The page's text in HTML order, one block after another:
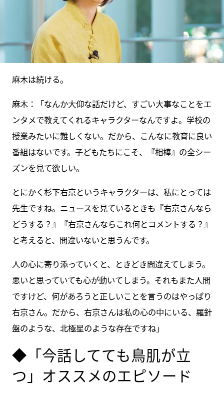
麻木は続ける。
麻木：「なんか大仰な話だけど、すごい大事なことをエ
ンタメで教えてくれるキャラクターなんですよ。学校の
授業みたいに難しくない。だから、こんなに教育に良い
番組はないです。子どもたちにこそ、『相棒』の全シー
ズンを見て欲しい。
とにかく杉下右京というキャラクターは、私にとっては
先生ですね。ニュースを見ているときも『右京さんなら
どうする？』『右京さんならこれ何とコメントする？』
と考えると、間違いないと思うんです。
人の心に寄り添っていくと、ときどき間違えてしまう。
悪いと思っていても心が動いてしまう。それもまた人間
ですけど、何があろうと正しいことを言うのはやっぱり
右京さん。だから、右京さんは私の心の中にいる、羅針
盤のような、北極星のような存在ですね」
◆「今話してても鳥肌が立
つ」オススメのエピソード